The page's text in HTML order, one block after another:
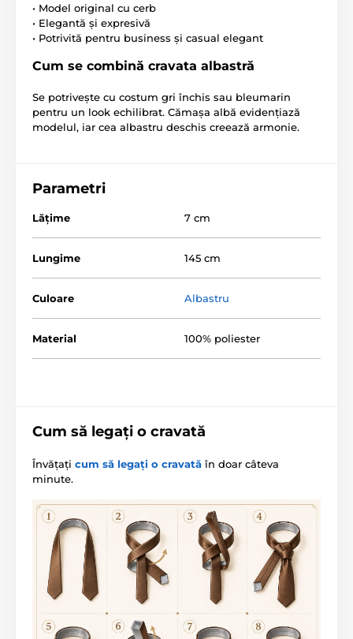
• Model original cu cerb
• Elegantă și expresivă
• Potrivită pentru business și casual elegant
Cum se combină cravata albastră
Se potrivește cu costum gri închis sau bleumarin
pentru un look echilibrat. Cămașa albă evidențiază
modelul, iar cea albastru deschis creează armonie.
Parametri
Lăţime 7 cm
Lungime 145 cm
Culoare Albastru
Material 100% poliester
Cum să legați o cravată
Învățați cum să legați o cravată în doar câteva
minute.